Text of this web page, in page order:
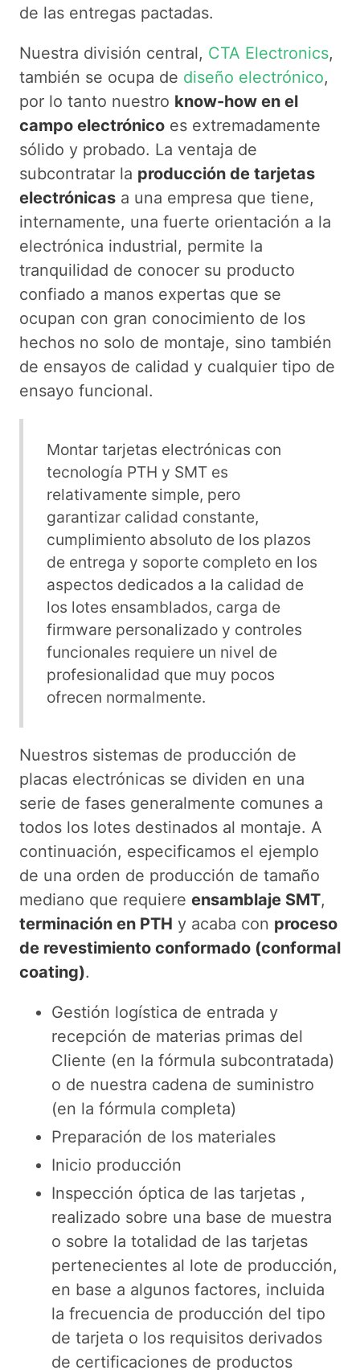
de las entregas pactadas.
Nuestra división central, CTA Electronics,
también se ocupa de diseño electrónico,
por lo tanto nuestro know-how en el
campo electrónico es extremadamente
sólido y probado. La ventaja de
subcontratar la producción de tarjetas
electrónicas a una empresa que tiene,
internamente, una fuerte orientación a la
electrónica industrial, permite la
tranquilidad de conocer su producto
confiado a manos expertas que se
ocupan con gran conocimiento de los
hechos no solo de montaje, sino también
de ensayos de calidad y cualquier tipo de
ensayo funcional.
Montar tarjetas electrónicas con
tecnología PTH y SMT es
relativamente simple, pero
garantizar calidad constante,
cumplimiento absoluto de los plazos
de entrega y soporte completo en los
aspectos dedicados a la calidad de
los lotes ensamblados, carga de
firmware personalizado y controles
funcionales requiere un nivel de
profesionalidad que muy pocos
ofrecen normalmente.
Nuestros sistemas de producción de
placas electrónicas se dividen en una
serie de fases generalmente comunes a
todos los lotes destinados al montaje. A
continuación, especificamos el ejemplo
de una orden de producción de tamaño
mediano que requiere ensamblaje SMT,
terminación en PTH y acaba con proceso
de revestimiento conformado (conformal
coating).
Gestión logística de entrada y
recepción de materias primas del
Cliente (en la fórmula subcontratada)
o de nuestra cadena de suministro
(en la fórmula completa)
Preparación de los materiales
Inicio producción
Inspección óptica de las tarjetas ,
realizado sobre una base de muestra
o sobre la totalidad de las tarjetas
pertenecientes al lote de producción,
en base a algunos factores, incluida
la frecuencia de producción del tipo
de tarjeta o los requisitos derivados
de certificaciones de productos